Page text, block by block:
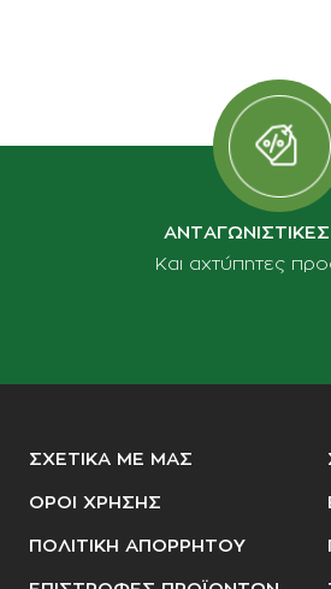
Και αχτύπητες
ΣΧΕΤΙΚΑ ΜΕ ΜΑΣ
ΟΡΟΙ ΧΡΗΣΗΣ
ΠΟΛΙΤΙΚΗ ΑΠΟΡΡΗΤΟΥ